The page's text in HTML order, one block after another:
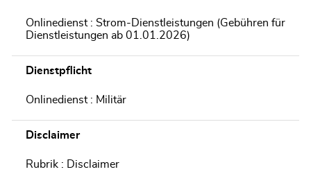
Onlinedienst : Strom-Dienstleistungen (Gebühren für
Dienstleistungen ab 01.01.2026)
Dienstpflicht
Onlinedienst : Militär
Disclaimer
Rubrik : Disclaimer